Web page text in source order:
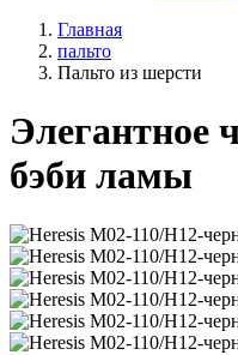
Главная
пальто
Пальто из шерсти
Элегантное
бэби ламы